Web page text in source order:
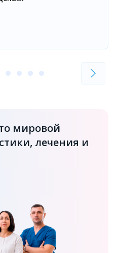
мировой
лечения и